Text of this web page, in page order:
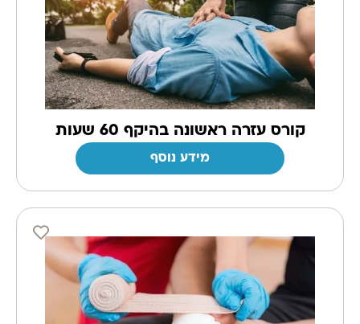
קורס עזרה ראשונה בהיקף 60 שעות
מידע נוסף